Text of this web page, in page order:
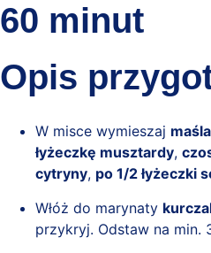
60 minut
Opis
W misce wymieszaj
łyżeczkę musztardy,
cytryny, po 1/2 łyżeczki
Włóż do marynaty
przykryj. Odstaw na min.